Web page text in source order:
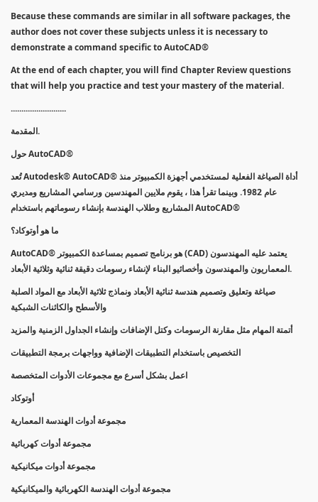
Because these commands are similar in all software packages, the
author does not cover these subjects unless it is necessary to
demonstrate a command specific to AutoCAD®
At the end of each chapter, you will find Chapter Review questions
that will help you practice and test your mastery of the material.
..........................
المقدمة.
حول AutoCAD®
تُعد Autodesk® AutoCAD® أداة الصياغة الفعلية لمستخدمي أجهزة الكمبيوتر منذ
عام 1982. وبينما تقرأ هذا ، يقوم ملايين المهندسين ورسامي المشاريع ومديري
المشاريع وطلاب الهندسة بإنشاء رسوماتهم باستخدام AutoCAD®
ما هو أوتوكاد؟
AutoCAD® هو برنامج تصميم بمساعدة الكمبيوتر (CAD) يعتمد عليه المهندسون
المعماريون والمهندسون وأخصائيو البناء لإنشاء رسومات دقيقة ثنائية وثلاثية الأبعاد.
صياغة وتعليق وتصميم هندسة ثنائية الأبعاد ونماذج ثلاثية الأبعاد مع المواد الصلبة
والأسطح والكائنات الشبكية
أتمتة المهام مثل مقارنة الرسومات وكتل الإضافات وإنشاء الجداول الزمنية والمزيد
التخصيص باستخدام التطبيقات الإضافية وواجهات برمجة التطبيقات
اعمل بشكل أسرع مع مجموعات الأدوات المتخصصة
أوتوكاد
مجموعة أدوات الهندسة المعمارية
مجموعة أدوات كهربائية
مجموعة أدوات ميكانيكية
مجموعة أدوات الهندسة الكهربائية والميكانيكية